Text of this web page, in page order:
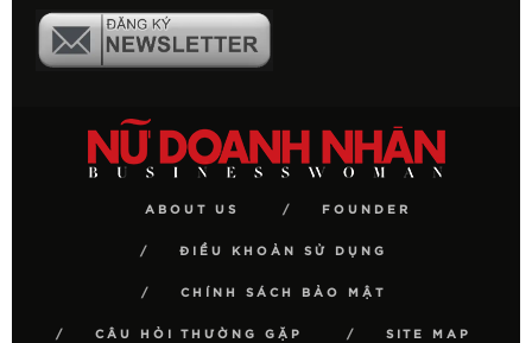
ABOUT US FOUNDER
ĐIỀU KHOẢN SỬ DỤNG
CHÍNH SÁCH BẢO MẬT
CÂU HỎI THƯỜNG GẶP SITE MAP